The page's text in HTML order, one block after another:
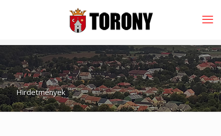
Hirdetmények